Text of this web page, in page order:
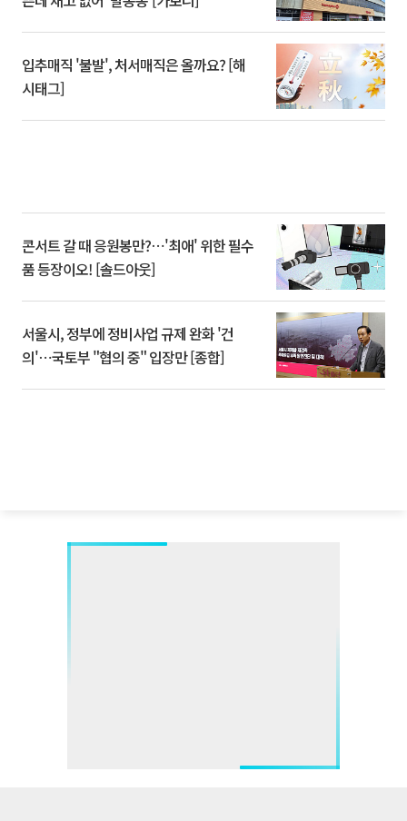
입추매직 '불발', 처서매직은 올까요? [해
시태그]
콘서트 갈 때 응원봉만?⋯'최애' 위한 필수
품 등장이오! [솔드아웃]
서울시, 정부에 정비사업 규제 완화 '건
의'⋯국토부 "협의 중" 입장만 [종합]